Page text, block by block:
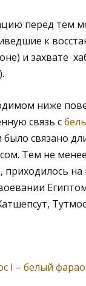
перед тем
к
и захвате
ниже
связь с
связано
Тем не
I – белый